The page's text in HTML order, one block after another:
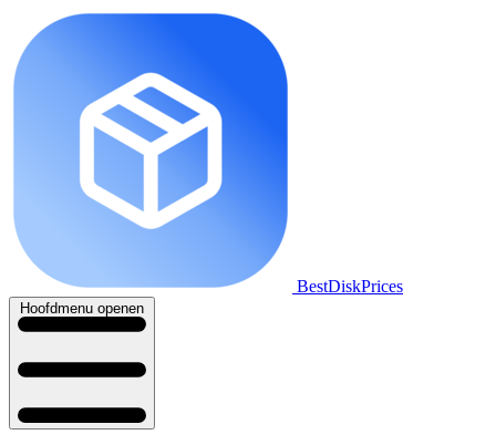
BestDiskPrices
Hoofdmenu openen